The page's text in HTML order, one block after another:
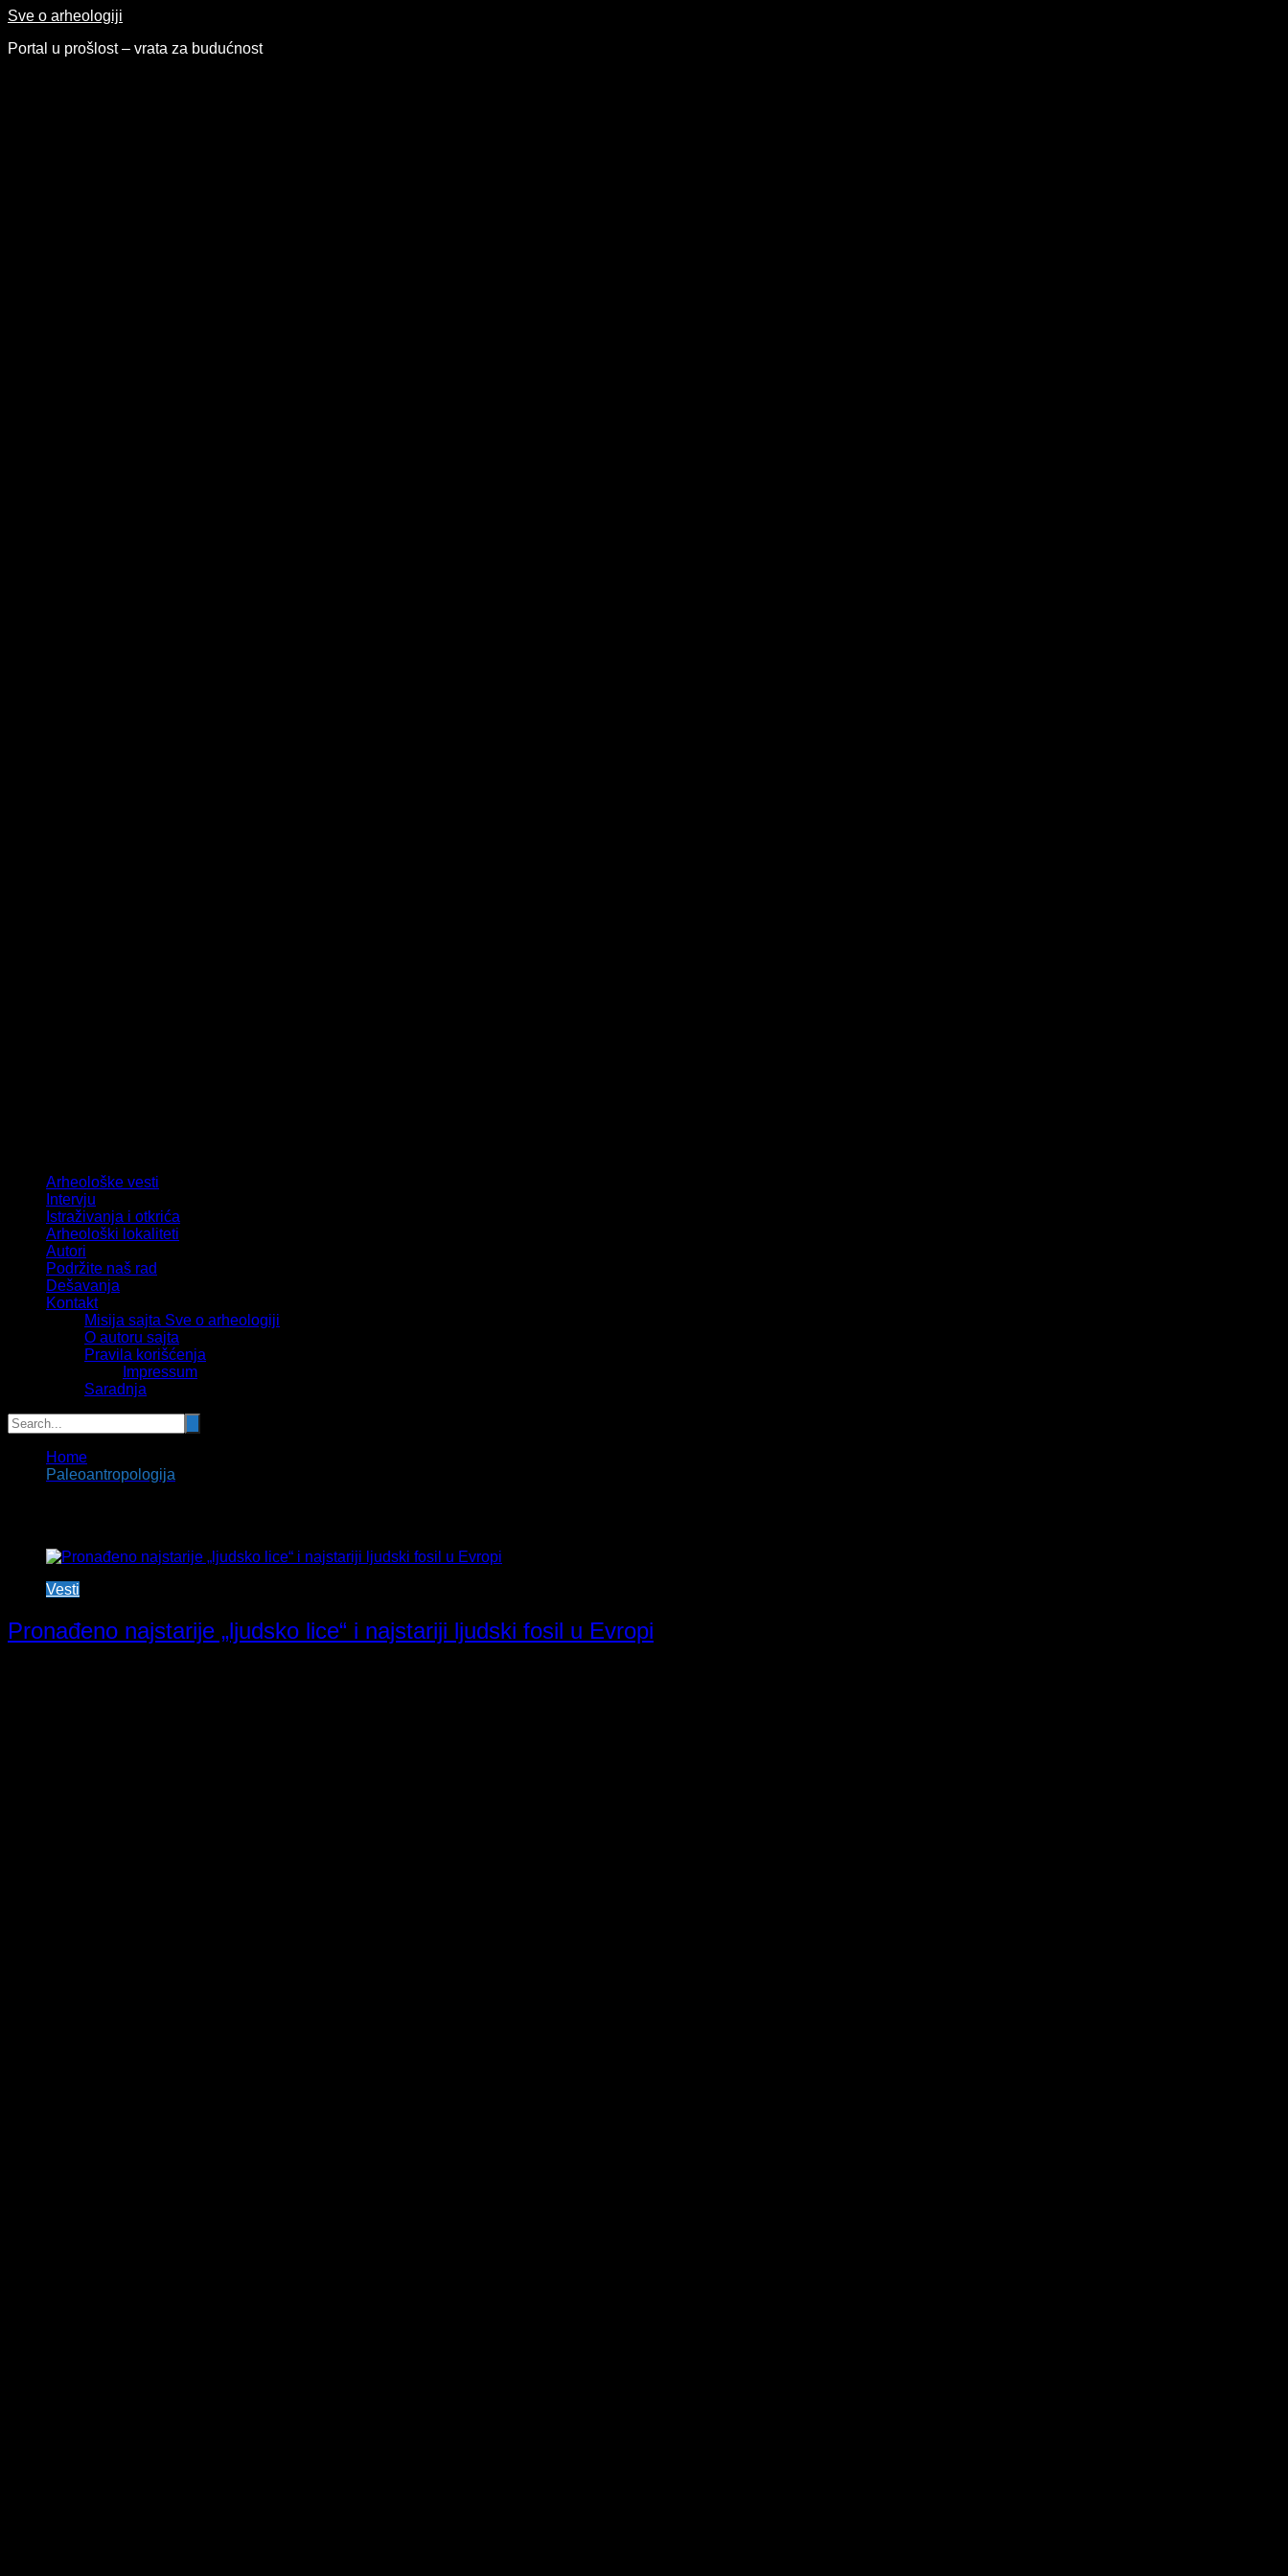
Skip
content
Sve o arheologiji
Portal u prošlost – vrata za budućnost
Arheološke vesti
Intervju
Istraživanja i otkrića
Arheološki lokaliteti
Autori
Podržite naš rad
Dešavanja
Kontakt
Misija sajta Sve o arheologiji
O autoru sajta
Pravila korišćenja
Impressum
Saradnja
Home
Paleoantropologija
Vesti
Pronađeno najstarije „ljudsko lice“ i najstariji ljudski fosil u Evropi